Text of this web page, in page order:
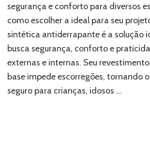
como
escolher
segurança e conforto para diversos
como escolher a ideal para seu
sintética antiderrapante é a solução
busca segurança, conforto e
externas e internas. Seu
base impede escorregões, tornando
seguro para crianças, idosos …